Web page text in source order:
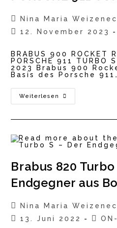
Beitrags-
Autor:
Nina Maria
Beitrag
12. November 2023
BRABUS 900 ROCKET
PORSCHE 911 TURBO
2023 Brabus 900
Basis des Porsche
Weiterlesen
BRABUS
900
911
TURBO
Brabus 820 Turbo
Endgegner aus
Beitrags-
Autor:
Nina Maria
Beitrag
13. Juni 2022